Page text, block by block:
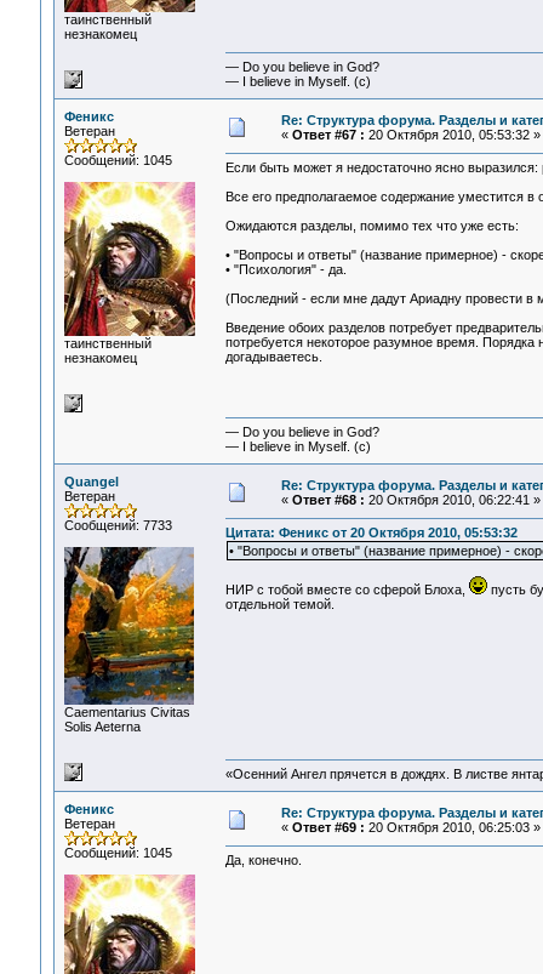
таинственный
незнакомец
— Do you believe in God?
— I believe in Myself. (c)
Феникс
Ветеран
Сообщений: 1045
таинственный
незнакомец
Re: Структура форума. Разделы и
« Ответ #67 : 20 Октября 2010, 05:53:32 »
Если быть может я недостаточно ясно выразился:
Все его предполагаемое содержание уместится
Ожидаются разделы, помимо тех что уже есть:
• "Вопросы и ответы" (название примерное) -
• "Психология" - да.
(Последний - если мне дадут Ариадну провести
Введение обоих разделов потребует
потребуется некоторое разумное время.
догадываетесь.
— Do you believe in God?
— I believe in Myself. (c)
Quangel
Ветеран
Сообщений: 7733
Сaementarius Civitas
Solis Aeterna
Re: Структура форума. Разделы и
« Ответ #68 : 20 Октября 2010, 06:22:41 »
Цитата: Феникс от 20 Октября 2010, 05:53:32
• "Вопросы и ответы" (название примерное) -
НИР с тобой вместе со сферой Блоха,
пусть
отдельной темой.
«Осенний Ангел прячется в дождях. В листве
Феникс
Ветеран
Сообщений: 1045
Re: Структура форума. Разделы и
« Ответ #69 : 20 Октября 2010, 06:25:03 »
Да, конечно.